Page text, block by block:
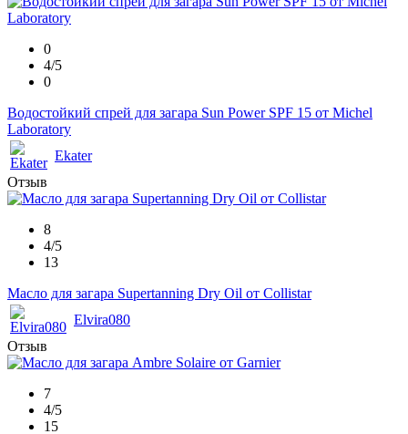
0
4/5
0
Водостойкий спрей для загара Sun Power SPF 15 от Michel
Laboratory
Ekater
Отзыв
8
4/5
13
Масло для загара Supertanning Dry Oil от Collistar
Elvira080
Отзыв
7
4/5
15